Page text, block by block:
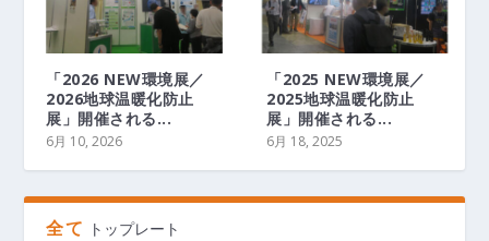
「2026 NEW環境展／
2026地球温暖化防止
展」開催される...
6月 10, 2026
「2025 NEW環境展／
2025地球温暖化防止
展」開催される...
6月 18, 2025
全て トップレート